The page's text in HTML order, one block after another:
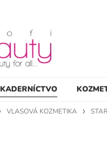
KADERNÍCTVO
VLASOVÁ KOZMETIKA